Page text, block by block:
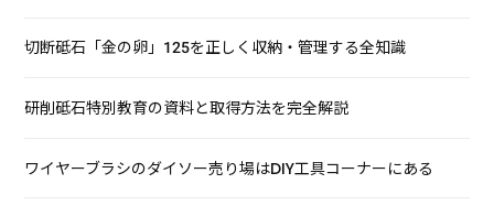
切断砥石「金の卵」125を正しく収納・管理する全知識
研削砥石特別教育の資料と取得方法を完全解説
ワイヤーブラシのダイソー売り場はDIY工具コーナーにある